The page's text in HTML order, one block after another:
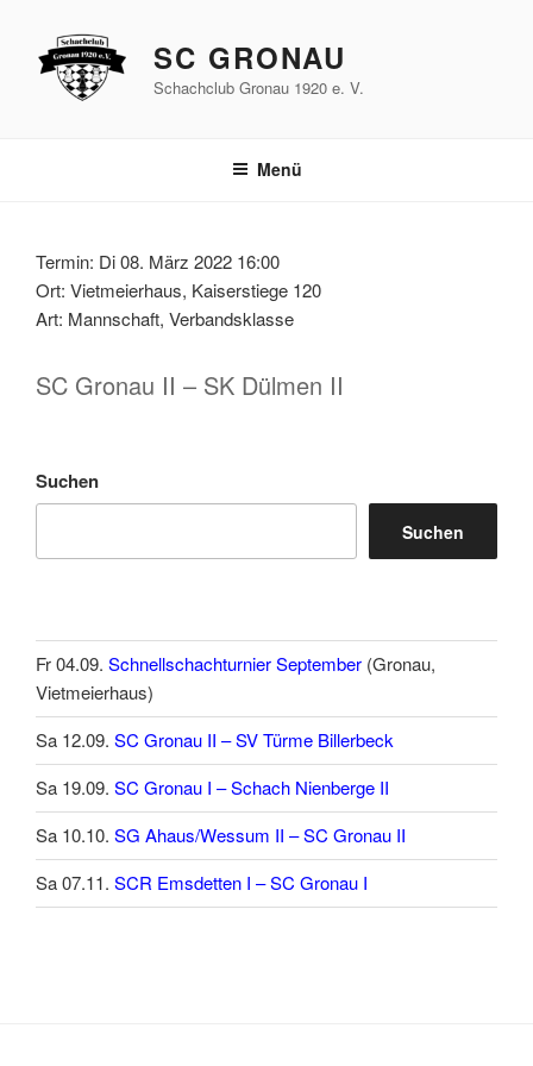
springen
SC GRONAU
Schachclub Gronau 1920 e. V.
Menü
Termin: Di 08. März 2022 16:00
Ort: Vietmeierhaus, Kaiserstiege 120
Art: Mannschaft, Verbandsklasse
SC Gronau II – SK Dülmen II
Suchen
Suchen
Fr 04.09. Schnellschachturnier September (Gronau,
Vietmeierhaus)
Sa 12.09. SC Gronau II – SV Türme Billerbeck
Sa 19.09. SC Gronau I – Schach Nienberge II
Sa 10.10. SG Ahaus/Wessum II – SC Gronau II
Sa 07.11. SCR Emsdetten I – SC Gronau I